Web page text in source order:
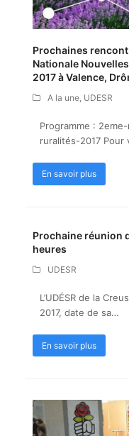
Prochaines
Nationale
2017 à Valence,
A la une, UDESR
Programme :
ruralités-2017 Pour
En savoir plus
Prochaine réunion
heures
UDESR
L’UDÉSR de la
2017, date de sa…
En savoir plus